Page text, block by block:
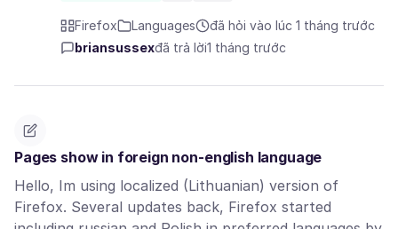
Firefox Languages
đã hỏi vào lúc 1 tháng trước
briansussexđã trả lời1 tháng trước
Pages show in foreign non-english language
Hello, Im using localized (Lithuanian) version of
Firefox. Several updates back, Firefox started